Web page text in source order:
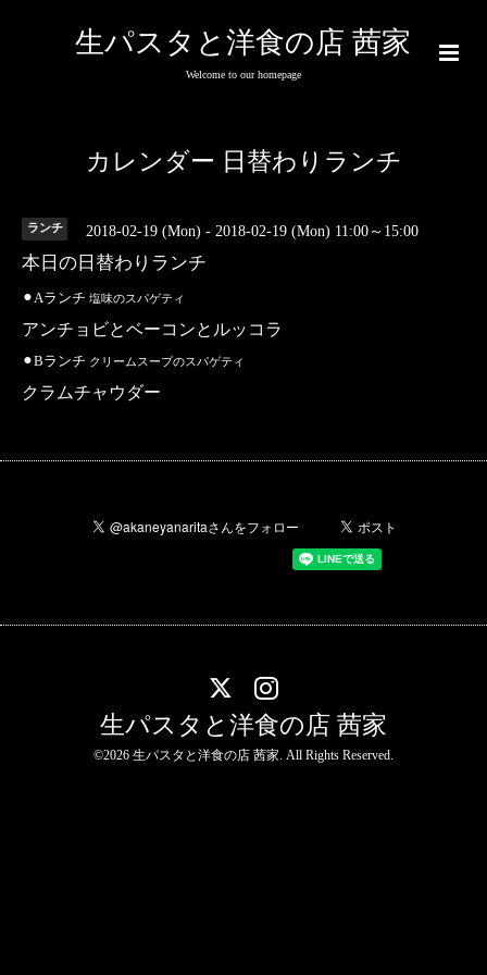
生パスタと洋食の店 茜家
Welcome to our homepage
カレンダー 日替わりランチ
ランチ 2018-02-19 (Mon) - 2018-02-19 (Mon) 11:00～15:00
本日の日替わりランチ
⚫︎Aランチ 塩味のスパゲティ
アンチョビとベーコンとルッコラ
⚫︎Bランチ クリームスープのスパゲティ
クラムチャウダー
生パスタと洋食の店 茜家
©2026 生パスタと洋食の店 茜家. All Rights Reserved.